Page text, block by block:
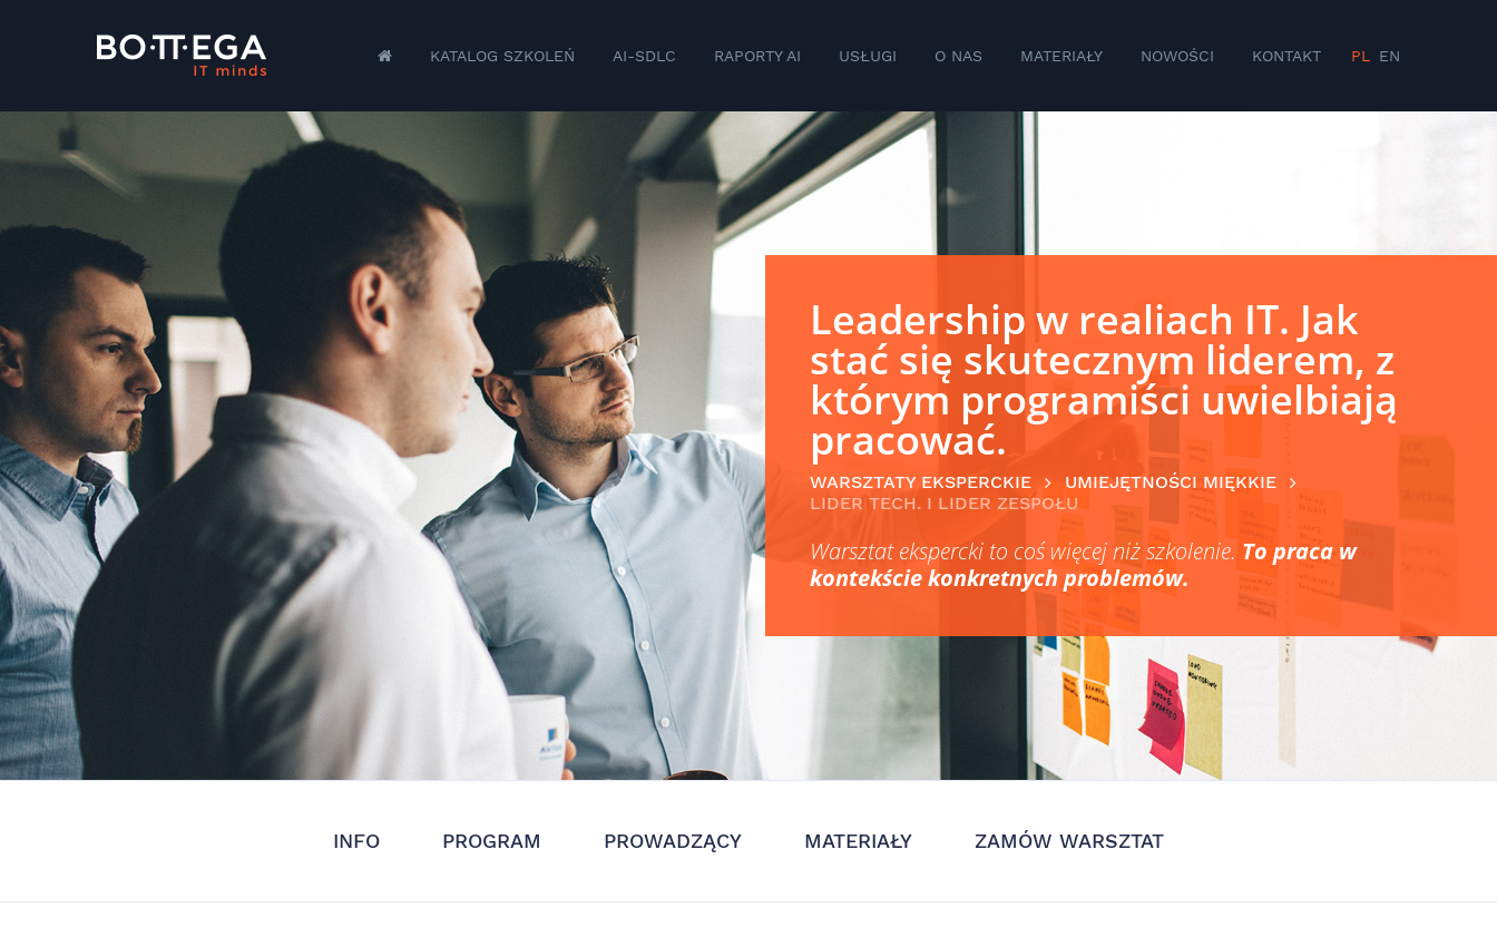
KATALOG SZKOLEŃ AI-SDLC RAPORTY AI USŁUGI O NAS MATERIAŁY NOWOŚCI KONTAKT PL EN
Leadership w realiach IT. Jak
stać się skutecznym liderem, z
którym programiści uwielbiają
pracować.
WARSZTATY EKSPERCKIE
UMIEJĘTNOŚCI MIĘKKIE
LIDER TECH. I LIDER ZESPOŁU
Warsztat ekspercki to coś więcej niż szkolenie. To praca w
kontekście konkretnych problemów.
INFO PROGRAM PROWADZĄCY MATERIAŁY ZAMÓW WARSZTAT